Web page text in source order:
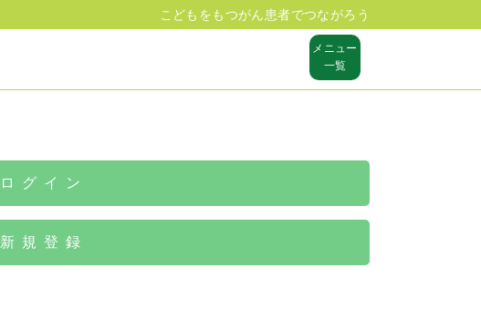
こどもをもつがん患者でつながろう
メニュー
一覧
ログイン
新規登録